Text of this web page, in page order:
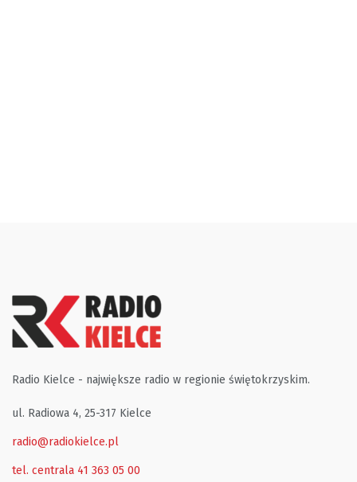
Radio Kielce - największe radio w regionie świętokrzyskim.
ul. Radiowa 4, 25-317 Kielce
radio@radiokielce.pl
tel. centrala 41 363 05 00